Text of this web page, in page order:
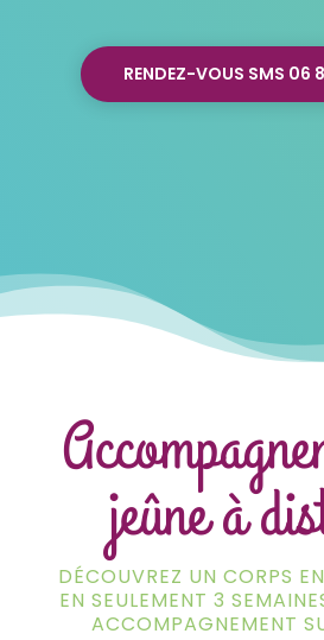
RENDEZ-VOUS SMS 06
jeûne à
DÉCOUVREZ UN CORPS
EN SEULEMENT 3
ACCOMPAGNEMENT